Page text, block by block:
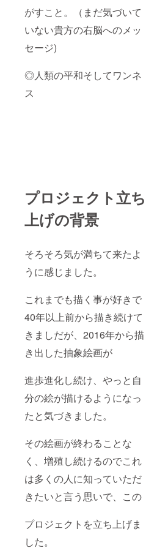
がすこと。（まだ気づいて
いない貴方の右脳へのメッ
セージ)
◎人類の平和そしてワンネ
ス
プロジェクト立ち
上げの背景
そろそろ気が満ちて来たよ
うに感じました。
これまでも描く事が好きで
40年以上前から描き続けて
きましだが、2016年から描
き出した抽象絵画が
進歩進化し続け、やっと自
分の絵が描けるようになっ
たと気づきました。
その絵画が終わることな
く、増殖し続けるのでこれ
は多くの人に知っていただ
きたいと言う思いで、この
プロジェクトを立ち上げま
した。